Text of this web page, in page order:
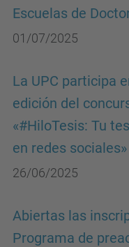
Escuelas de
01/07/2025
La UPC participa
edición del
«#HiloTesis: Tu
en redes sociales»
26/06/2025
Abiertas las
Programa de